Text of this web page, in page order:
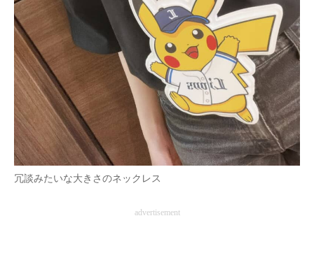
冗談みたいな大きさのネックレス
advertisement